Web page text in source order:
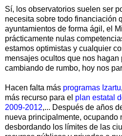
Sí, los observatorios suelen ser
necesita sobre todo financiación
ayuntamientos de forma ágil, el
prácticamente nulas
estamos optimistas y cualquier
mensajes ocultos que nos hagan
cambiando de rumbo, hoy nos
Hacen falta más programas Izartu
más recurso para el plan estatal
2009-2012,... Después de años
nueva principalmente, ocupando
desbordando los límites de las